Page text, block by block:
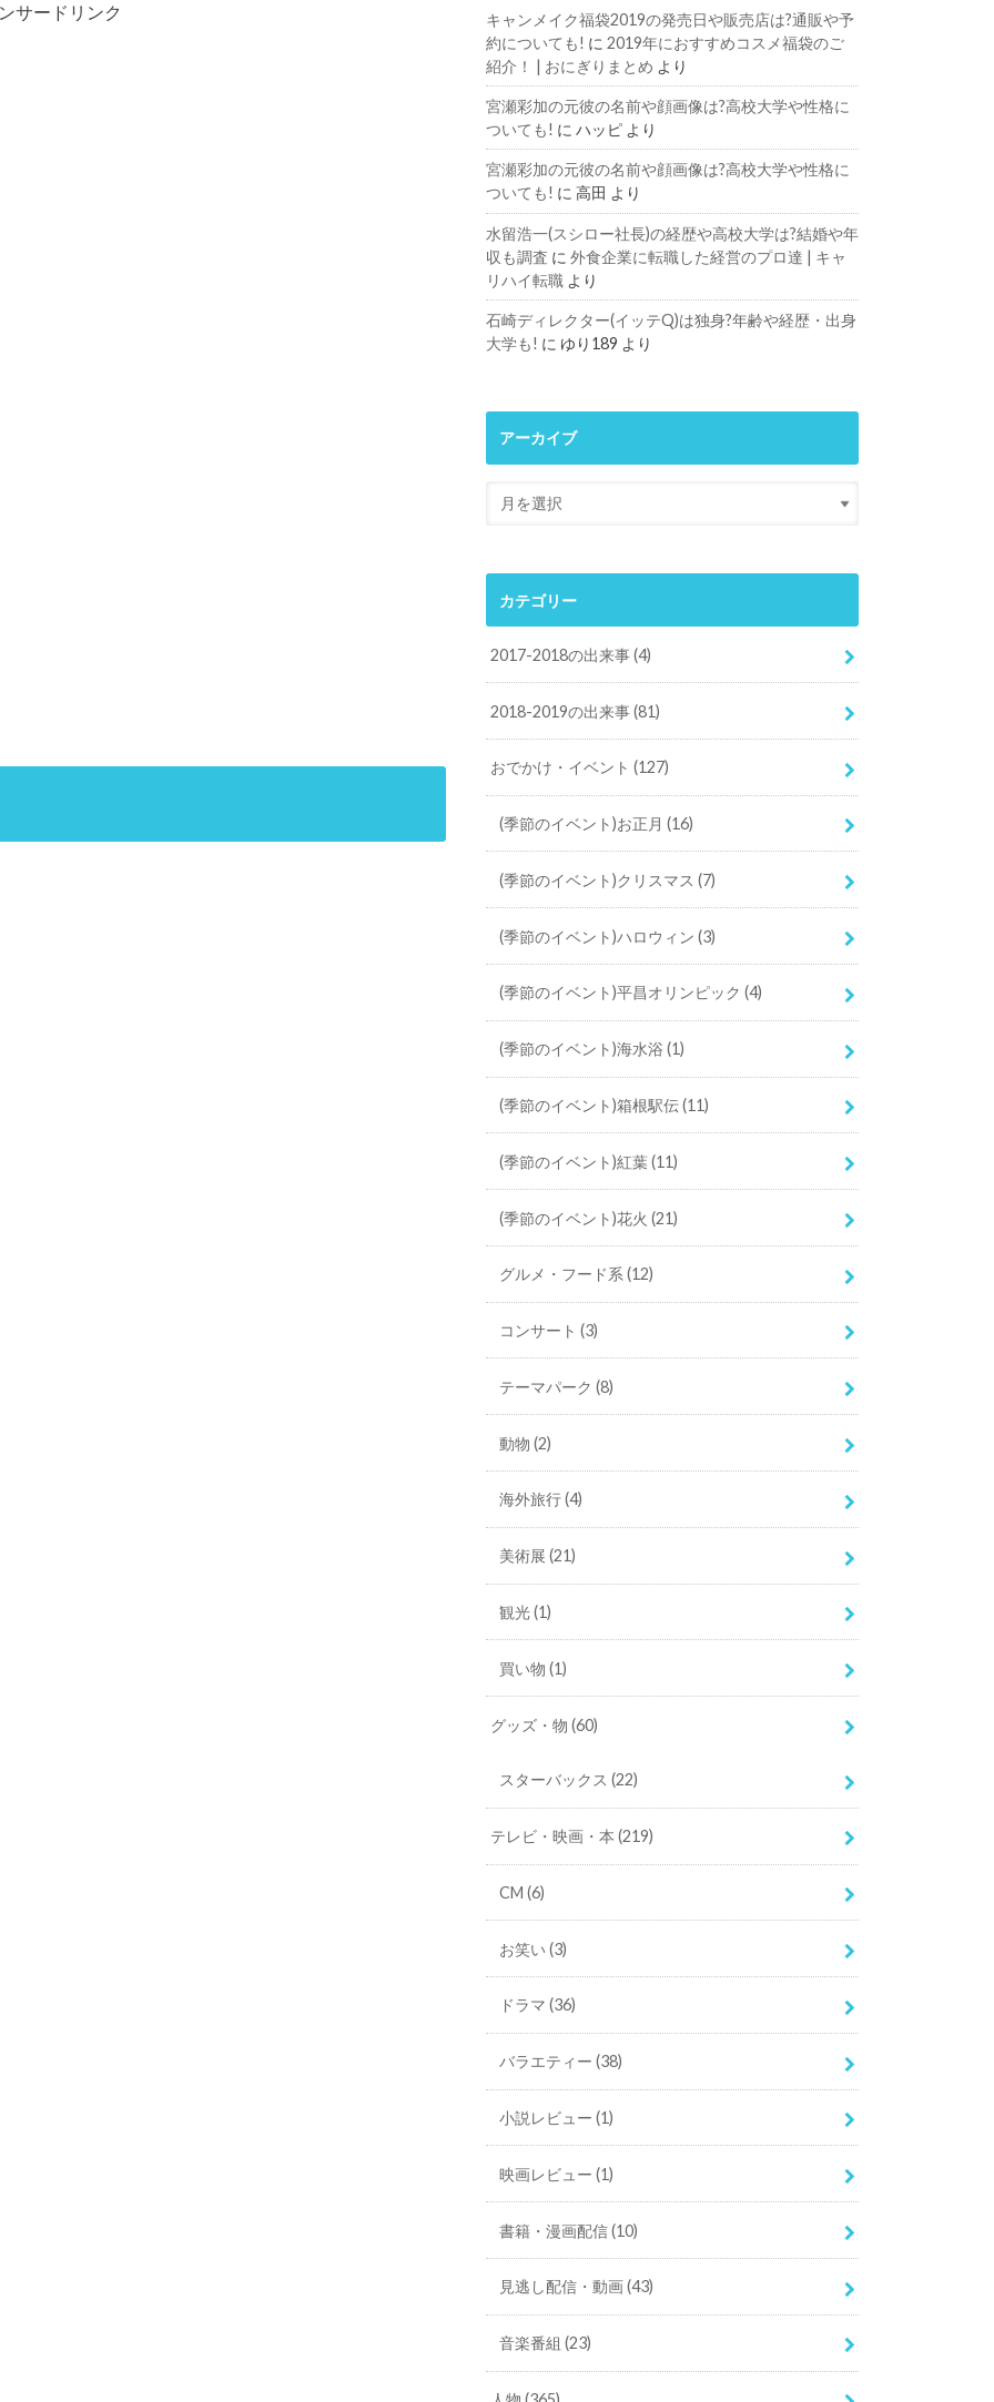
サードリンク
キャンメイク福袋2019の発売日や販売店は?通販や予
約についても! に 2019年におすすめコスメ福袋のご
紹介！ | おにぎりまとめ より
宮瀬彩加の元彼の名前や顔画像は?高校大学や性格に
ついても! に ハッピ より
宮瀬彩加の元彼の名前や顔画像は?高校大学や性格に
ついても! に 高田 より
水留浩一(スシロー社長)の経歴や高校大学は?結婚や年
収も調査 に 外食企業に転職した経営のプロ達 | キャ
リハイ転職 より
石崎ディレクター(イッテQ)は独身?年齢や経歴・出身
大学も! に ゆり189 より
アーカイブ
カテゴリー
2017-2018の出来事(4)
2018-2019の出来事(81)
おでかけ・イベント(127)
(季節のイベント)お正月 (16)
(季節のイベント)クリスマス (7)
(季節のイベント)ハロウィン (3)
(季節のイベント)平昌オリンピック (4)
(季節のイベント)海水浴 (1)
(季節のイベント)箱根駅伝(11)
(季節のイベント)紅葉 (11)
(季節のイベント)花火 (21)
グルメ・フード系 (12)
コンサート (3)
テーマパーク (8)
動物 (2)
海外旅行(4)
美術展 (21)
観光(1)
買い物 (1)
グッズ・物(60)
スターバックス (22)
テレビ・映画・本(219)
CM (6)
お笑い (3)
ドラマ (36)
バラエティー (38)
小説レビュー (1)
映画レビュー (1)
書籍・漫画配信(10)
見逃し配信・動画(43)
音楽番組 (23)